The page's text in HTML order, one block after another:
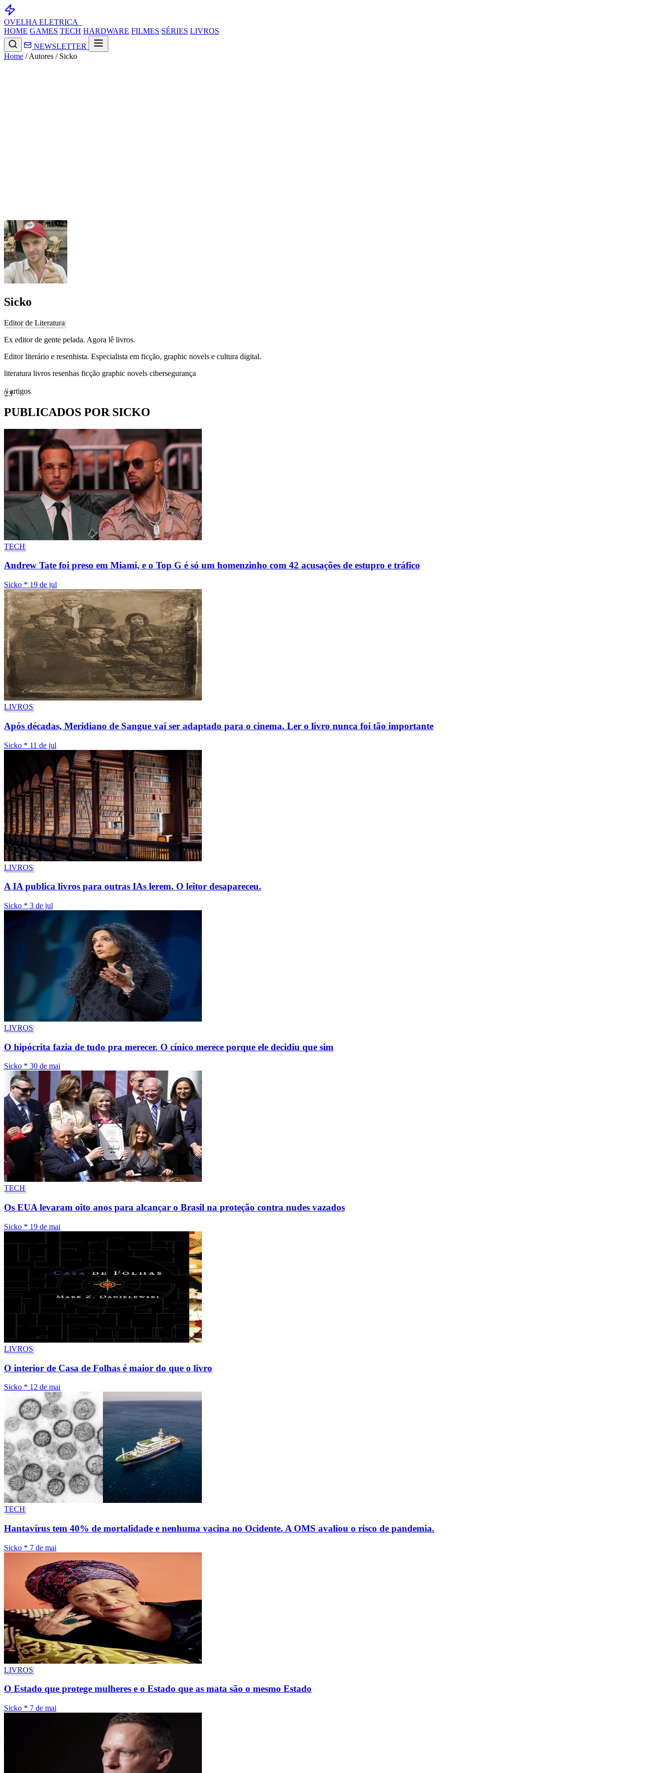
OVELHA ELETRICA_
HOME GAMES TECH HARDWARE FILMES SÉRIES LIVROS
NEWSLETTER
Home / Autores / Sicko
Sicko
Editor de Literatura
Ex editor de gente pelada. Agora lê livros.
Editor literário e resenhista. Especialista em ficção, graphic novels e cultura digital.
literatura livros resenhas ficção graphic novels cibersegurança
23
// artigos
PUBLICADOS POR SICKO
TECH
Andrew Tate foi preso em Miami, e o Top G é só um homenzinho com 42 acusações de estupro e tráfico
Sicko * 19 de jul
LIVROS
Após décadas, Meridiano de Sangue vai ser adaptado para o cinema. Ler o livro nunca foi tão importante
Sicko * 11 de jul
LIVROS
A IA publica livros para outras IAs lerem. O leitor desapareceu.
Sicko * 3 de jul
LIVROS
O hipócrita fazia de tudo pra merecer. O cínico merece porque ele decidiu que sim
Sicko * 30 de mai
TECH
Os EUA levaram oito anos para alcançar o Brasil na proteção contra nudes vazados
Sicko * 19 de mai
LIVROS
O interior de Casa de Folhas é maior do que o livro
Sicko * 12 de mai
TECH
Hantavírus tem 40% de mortalidade e nenhuma vacina no Ocidente. A OMS avaliou o risco de pandemia.
Sicko * 7 de mai
LIVROS
O Estado que protege mulheres e o Estado que as mata são o mesmo Estado
Sicko * 7 de mai